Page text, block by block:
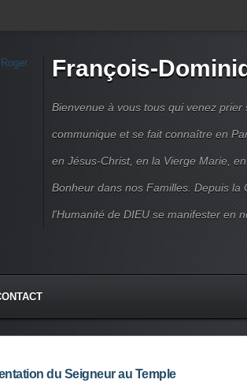
François-
Bienvenue à vous tous qui venez prier
communique et se fait connaître en
en Jésus-Christ, en la Vierge Marie,
Bonheur dans nos Familles. Depuis la
l'Humanité de DIEU se manifester en
du Seigneur au Temple